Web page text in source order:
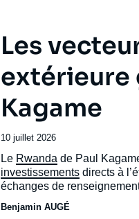
Les
extérieure
Kagame
Date
publication
10 juillet 2026
Accroche
Le Rwanda de Paul
investissements directs à
échanges de
Benjamin AUGÉ